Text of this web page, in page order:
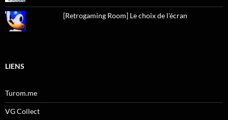
[Retrogaming Room] Le choix de l'écran
LIENS
Turom.me
VG Collect